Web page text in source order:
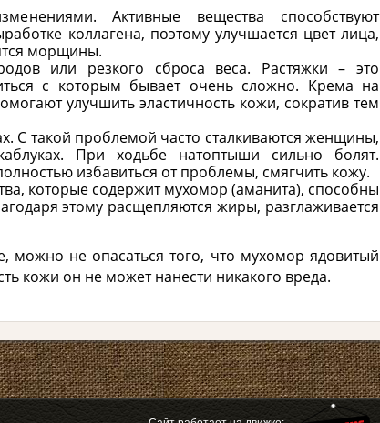
Активные вещества способствуют
коллагена, поэтому улучшается цвет лица,
морщины.
или резкого сброса веса. Растяжки – это
с которым бывает очень сложно. Крема на
улучшить эластичность кожи, сократив тем
С такой проблемой часто сталкиваются женщины,
При ходьбе натоптыши сильно болят.
избавиться от проблемы, смягчить кожу.
которые содержит мухомор (аманита), способны
этому расщепляются жиры, разглаживается
можно не опасаться того, что мухомор ядовитый
кожи он не может нанести никакого вреда.